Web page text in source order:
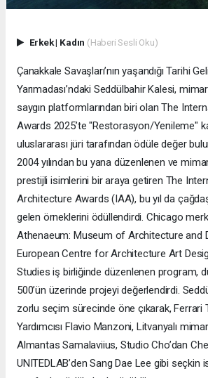
Erkek| Kadın (Haberi Sesli Oku)
Çanakkale Savaşları’nın yaşandığı Tarihi
Yarımadası’ndaki Seddülbahir Kalesi,
saygın platformlarından biri olan The
Awards 2025’te "Restorasyon/Yenileme"
uluslararası jüri tarafından ödüle değer
2004 yılından bu yana düzenlenen ve
prestijli isimlerini bir araya getiren The
Architecture Awards (IAA), bu yıl da
gelen örneklerini ödüllendirdi. Chicago
Athenaeum: Museum of Architecture and
European Centre for Architecture Art
Studies iş birliğinde düzenlenen program,
500’ün üzerinde projeyi değerlendirdi.
zorlu seçim sürecinde öne çıkarak, Ferrari
Yardımcısı Flavio Manzoni, Litvanyalı
Almantas Samalaviius, Studio Cho’dan
UNITEDLAB’den Sang Dae Lee gibi seçkin